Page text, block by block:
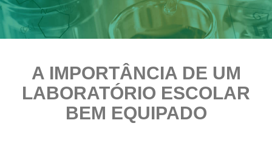
A IMPORTÂNCIA DE UM
LABORATÓRIO ESCOLAR
BEM EQUIPADO